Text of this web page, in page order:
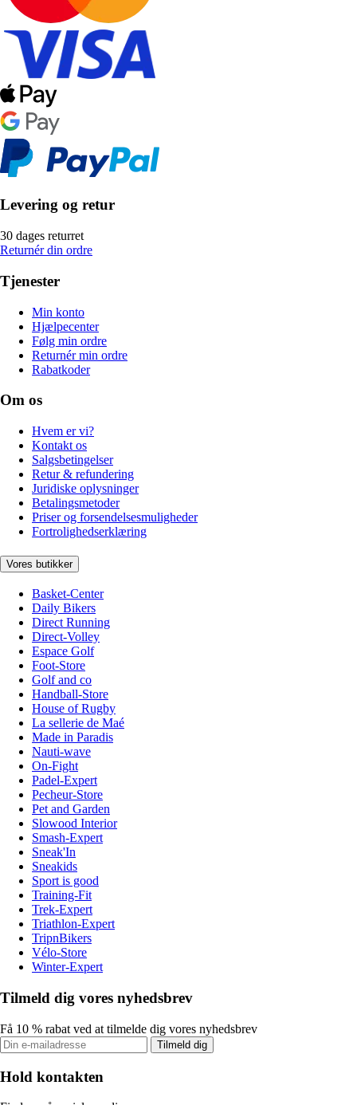
Levering og retur
30 dages returret
Returnér din ordre
Tjenester
Min konto
Hjælpecenter
Følg min ordre
Returnér min ordre
Rabatkoder
Om os
Hvem er vi?
Kontakt os
Salgsbetingelser
Retur & refundering
Juridiske oplysninger
Betalingsmetoder
Priser og forsendelsesmuligheder
Fortrolighedserklæring
Vores butikker
Basket-Center
Daily Bikers
Direct Running
Direct-Volley
Espace Golf
Foot-Store
Golf and co
Handball-Store
House of Rugby
La sellerie de Maé
Made in Paradis
Nauti-wave
On-Fight
Padel-Expert
Pecheur-Store
Pet and Garden
Slowood Interior
Smash-Expert
Sneak'In
Sneakids
Sport is good
Training-Fit
Trek-Expert
Triathlon-Expert
TripnBikers
Vélo-Store
Winter-Expert
Tilmeld dig vores nyhedsbrev
Få 10 % rabat ved at tilmelde dig vores nyhedsbrev
Tilmeld dig
Hold kontakten